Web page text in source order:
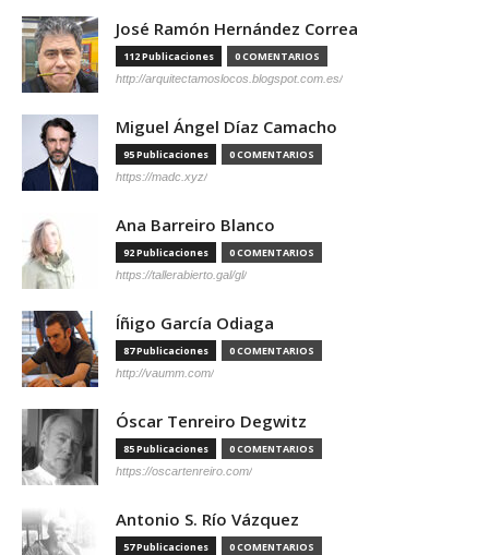
José Ramón Hernández Correa
112 Publicaciones 0 COMENTARIOS
http://arquitectamoslocos.blogspot.com.es/
Miguel Ángel Díaz Camacho
95 Publicaciones 0 COMENTARIOS
https://madc.xyz/
Ana Barreiro Blanco
92 Publicaciones 0 COMENTARIOS
https://tallerabierto.gal/gl/
Íñigo García Odiaga
87 Publicaciones 0 COMENTARIOS
http://vaumm.com/
Óscar Tenreiro Degwitz
85 Publicaciones 0 COMENTARIOS
https://oscartenreiro.com/
Antonio S. Río Vázquez
57 Publicaciones 0 COMENTARIOS